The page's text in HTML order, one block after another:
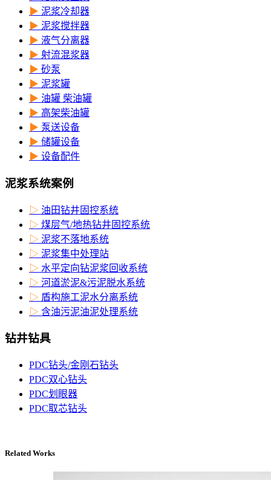
▶ 泥浆冷却器
▶ 泥浆搅拌器
▶ 液气分离器
▶ 射流混浆器
▶ 砂泵
▶ 泥浆罐
▶ 油罐 柴油罐
▶ 高架柴油罐
▶ 泵送设备
▶ 储罐设备
▶ 设备配件
泥浆系统案例
▷ 油田钻井固控系统
▷ 煤层气/地热钻井固控系统
▷ 泥浆不落地系统
▷ 泥浆集中处理站
▷ 水平定向钻泥浆回收系统
▷ 河道淤泥&污泥脱水系统
▷ 盾构施工泥水分离系统
▷ 含油污泥油泥处理系统
钻井钻具
PDC钻头/金刚石钻头
PDC双心钻头
PDC划眼器
PDC取芯钻头
Related Works